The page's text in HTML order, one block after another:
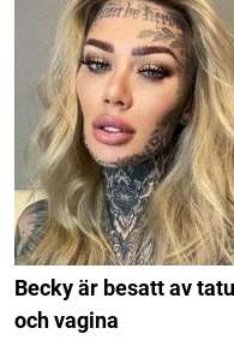
Becky är besatt av
och vagina